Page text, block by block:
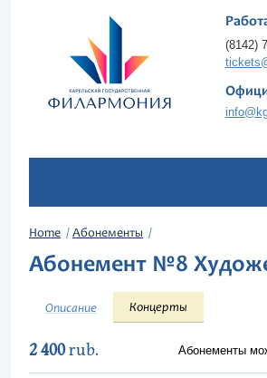
(8142)
Home Абонементы
Абонемент №8
Описание Концерты
2 400rub. Абонементы